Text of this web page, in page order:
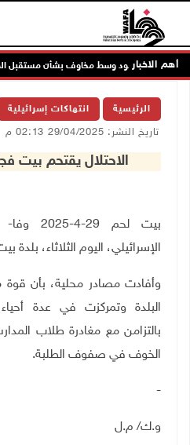
أهم الاخبار
تواصل الصعود وسط مخاوف بشأن مستقبل
الرئيسية انتهاكات إسرائيلية
تاريخ النشر: 29/04/2025 02:13 م
الاحتلال يقتحم بيت
بيت لحم
الإسرائيلي، اليوم الثلاثاء،
وأفادت مصادر محلية، بأن
البلدة وتمركزت في عدة
بالتزامن مع مغادرة طلاب
الخوف في صفوف الطلبة.
-
و.ك/ م.ل